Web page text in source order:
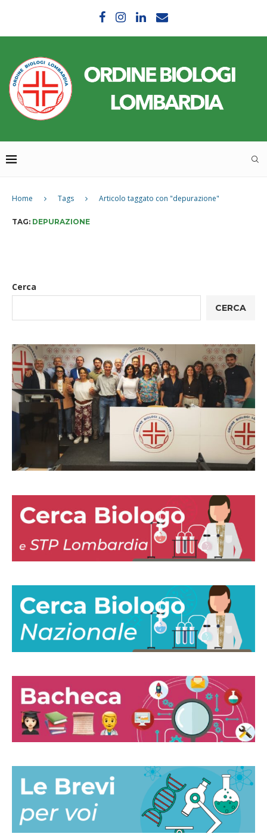
Home Tags Articolo taggato con "depurazione"
TAG: DEPURAZIONE
Cerca
CERCA